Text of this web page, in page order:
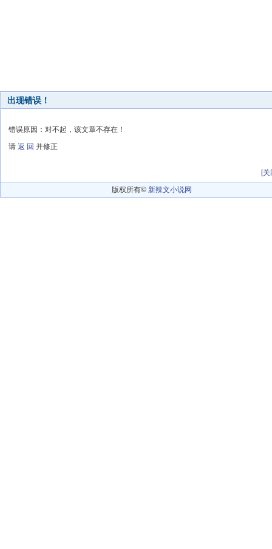
出现错误！
错误原因：对不起，该文章不存在！
请 返 回 并修正
[关
版权所有© 新辣文小说网